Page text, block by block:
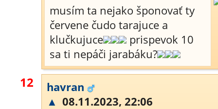
musím ta nejako šponovať ty
červene čudo tarajuce a
klučkujuce
prispevok 10
sa ti nepáči jarabáku?
12
havran
▲ 08.11.2023, 22:06